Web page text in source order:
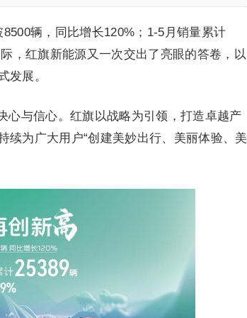
辆，同比增长120%；1-5月销量累计
，红旗新能源又一次交出了亮眼的答卷，以
发展。
心与信心。红旗以战略为引领，打造卓越产
续为广大用户“创建美妙出行、美丽体验、美